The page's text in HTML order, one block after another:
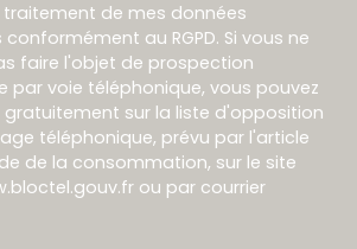
de mes données
au RGPD. Si vous ne
faire l'objet de prospection
par voie téléphonique, vous pouvez
gratuitement sur la liste d'opposition
téléphonique, prévu par l'article
de la consommation, sur le site
ou par courrier